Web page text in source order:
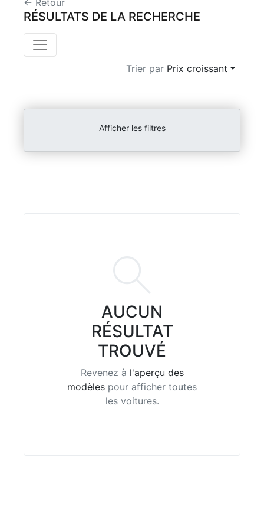
← Retour
RÉSULTATS DE LA RECHERCHE
Trier par Prix croissant
Afficher les filtres
AUCUN
RÉSULTAT
TROUVÉ
Revenez à l'aperçu des
modèles pour afficher toutes
les voitures.